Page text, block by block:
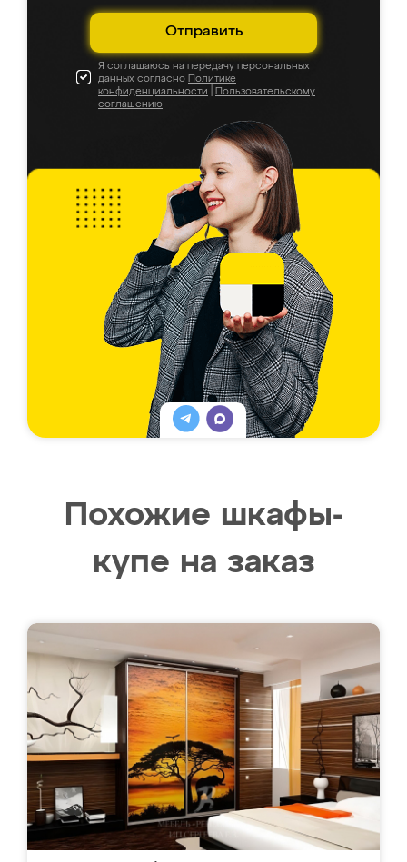
Отправить
Я соглашаюсь на передачу персональных
данных согласно Политике
конфиденциальности
Пользовательскому
соглашению
Похожие шкафы-
купе на заказ